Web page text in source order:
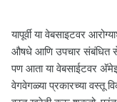
यापूर्वी या वेबसाइटवर
औषधे आणि उपचार संबंधित
पण आता या वेबसाईटवर
वेगवेगळ्या प्रकारच्या वस्तू